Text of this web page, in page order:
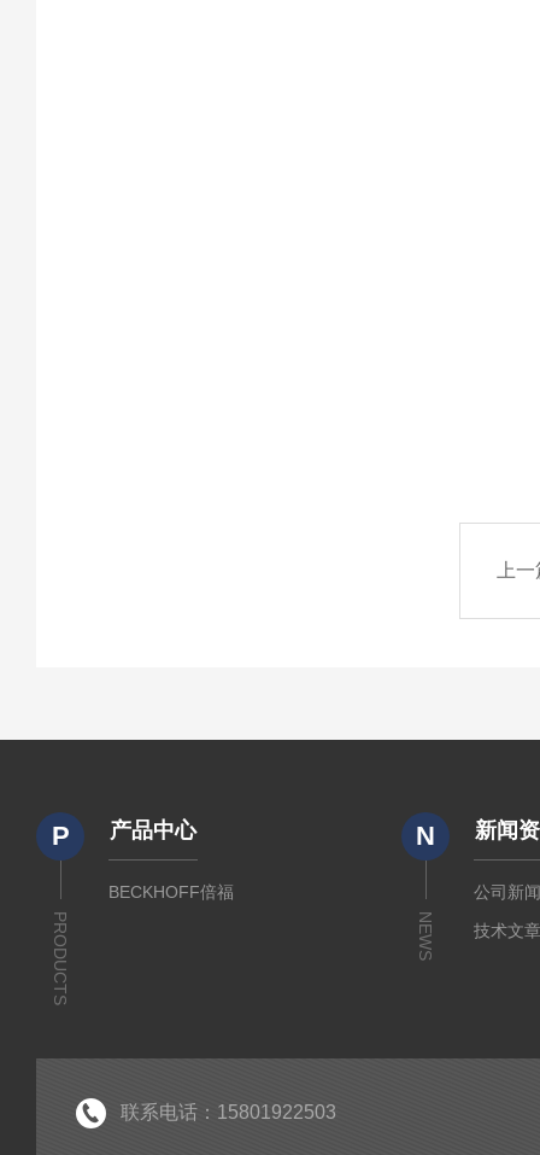
上
P
PRODUCTS
产品中心
BECKHOFF倍福
N
NEWS
新闻
公司新
技术文
联系电话：15801922503